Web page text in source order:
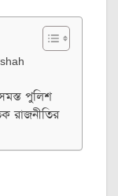
পুলিশ
রাজনীতির